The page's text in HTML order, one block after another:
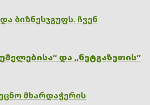
ბიზნესჯგუფს. ჩვენ
და „ნეტგაზეთის“
მხარდაჭერის